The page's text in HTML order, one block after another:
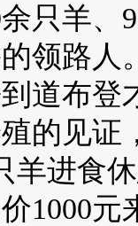
只羊、
领路人。
布登才
的见证
羊进食
1000